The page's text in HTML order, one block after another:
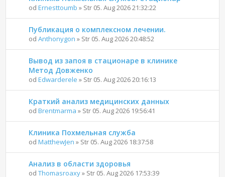
odErnesttoumb » Str 05. Aug 2026 21:32:22
Публикация о комплексном лечении.
odAnthonygon » Str 05. Aug 2026 20:48:52
Вывод из запоя в стационаре в клинике
Метод Довженко
odEdwarderele » Str 05. Aug 2026 20:16:13
Краткий анализ медицинских данных
odBrentmarma » Str 05. Aug 2026 19:56:41
Клиника Похмельная служба
odMatthewJen » Str 05. Aug 2026 18:37:58
Анализ в области здоровья
odThomasroaxy» Str 05. Aug 2026 17:53:39